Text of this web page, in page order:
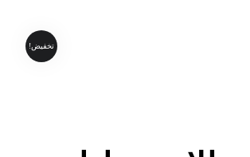
تخفيض!